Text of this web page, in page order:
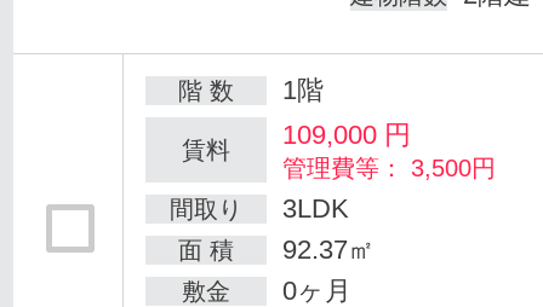
階 数 1階
賃料 109,000 円
管理費等： 3,500円
間取り
3LDK
面 積 92.37㎡
敷金 0ヶ月